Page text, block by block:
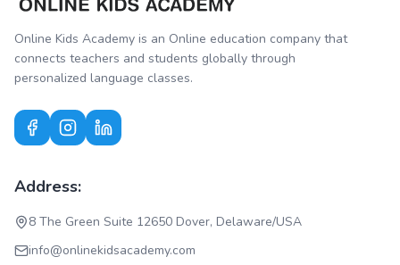
Online Kids Academy is an Online education company that
connects teachers and students globally through
personalized language classes.
Address:
8 The Green Suite 12650 Dover, Delaware/USA
info@onlinekidsacademy.com